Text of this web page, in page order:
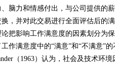
、脑力和情感付出，与公司提供的
换，并对此交易进行全面评估后的
把影响工作满意度的因素划分为
作满意度中的“满意”和“不满意”
（1963）认为，社会及技术环